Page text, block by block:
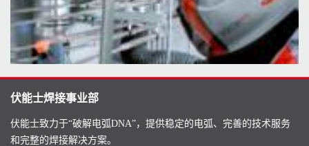
伏能士焊接事业部
伏能士致力于“破解电弧DNA”，提供稳定的电弧、完善的技术服务
和完整的焊接解决方案。